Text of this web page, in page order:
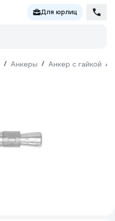
Для юрлиц
/ Анкеры / Анкер с гайкой /